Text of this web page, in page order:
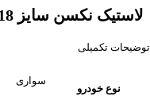
لاستیک نکسن سایز 265/60R18 مدل ROADIAN 542
توضیحات تکمیلی
نوع خودرو
سواری